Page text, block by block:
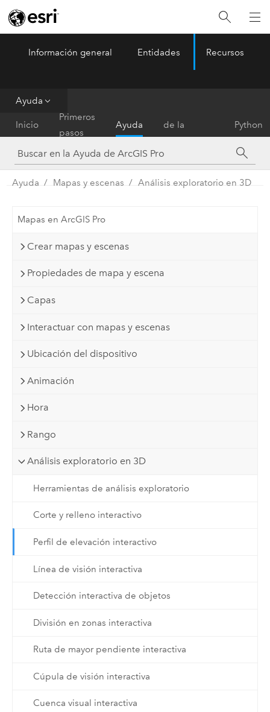
ArcGIS Pro Menu
Información general Entidades Recursos
Ayuda
Inicio
Primeros
pasos
Ayuda
de la
herramienta
Python
Ayuda Mapas y escenas Análisis exploratorio en 3D
Mapas en ArcGIS Pro
Crear mapas y escenas
Propiedades de mapa y escena
Capas
Interactuar con mapas y escenas
Ubicación del dispositivo
Animación
Hora
Rango
Análisis exploratorio en 3D
Herramientas de análisis exploratorio
Corte y relleno interactivo
Perfil de elevación interactivo
Línea de visión interactiva
Detección interactiva de objetos
División en zonas interactiva
Ruta de mayor pendiente interactiva
Cúpula de visión interactiva
Cuenca visual interactiva